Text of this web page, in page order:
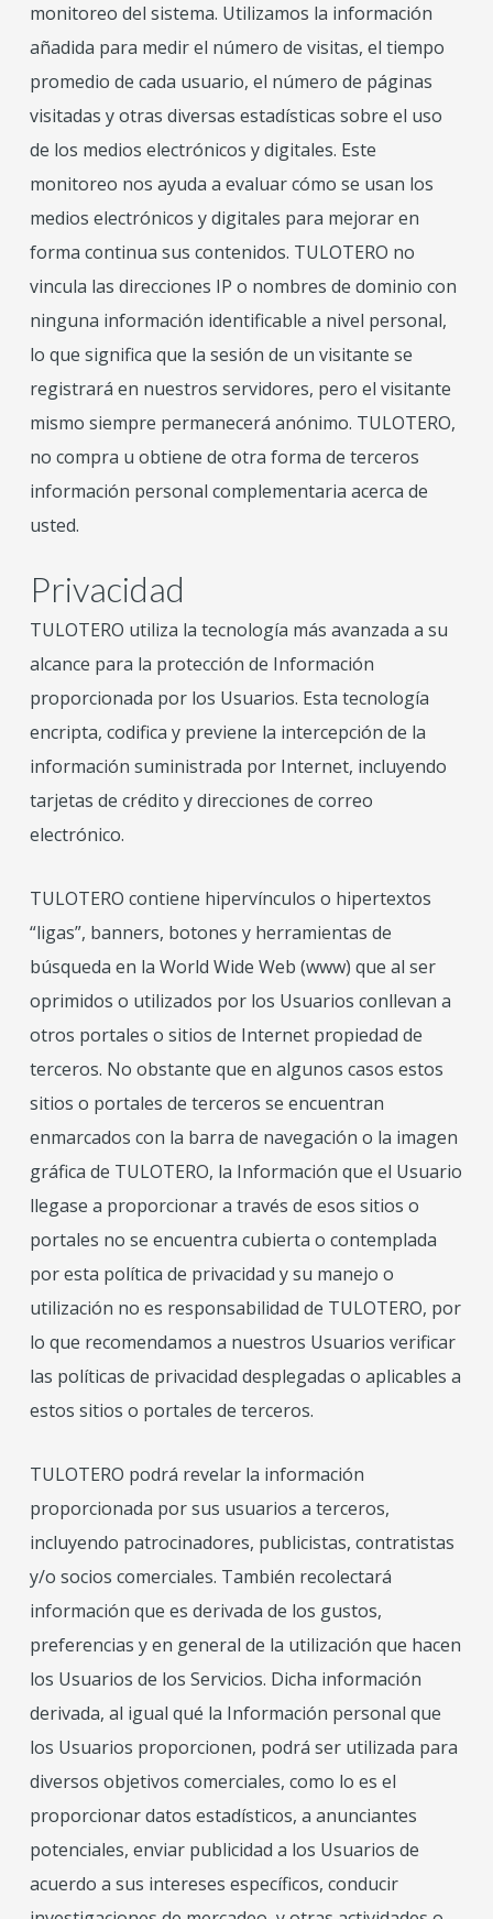
monitoreo del sistema. Utilizamos la información
añadida para medir el número de visitas, el tiempo
promedio de cada usuario, el número de páginas
visitadas y otras diversas estadísticas sobre el uso
de los medios electrónicos y digitales. Este
monitoreo nos ayuda a evaluar cómo se usan los
medios electrónicos y digitales para mejorar en
forma continua sus contenidos. TULOTERO no
vincula las direcciones IP o nombres de dominio con
ninguna información identificable a nivel personal,
lo que significa que la sesión de un visitante se
registrará en nuestros servidores, pero el visitante
mismo siempre permanecerá anónimo. TULOTERO,
no compra u obtiene de otra forma de terceros
información personal complementaria acerca de
usted.
Privacidad
TULOTERO utiliza la tecnología más avanzada a su
alcance para la protección de Información
proporcionada por los Usuarios. Esta tecnología
encripta, codifica y previene la intercepción de la
información suministrada por Internet, incluyendo
tarjetas de crédito y direcciones de correo
electrónico.
TULOTERO contiene hipervínculos o hipertextos
“ligas”, banners, botones y herramientas de
búsqueda en la World Wide Web (www) que al ser
oprimidos o utilizados por los Usuarios conllevan a
otros portales o sitios de Internet propiedad de
terceros. No obstante que en algunos casos estos
sitios o portales de terceros se encuentran
enmarcados con la barra de navegación o la imagen
gráfica de TULOTERO, la Información que el Usuario
llegase a proporcionar a través de esos sitios o
portales no se encuentra cubierta o contemplada
por esta política de privacidad y su manejo o
utilización no es responsabilidad de TULOTERO, por
lo que recomendamos a nuestros Usuarios verificar
las políticas de privacidad desplegadas o aplicables a
estos sitios o portales de terceros.
TULOTERO podrá revelar la información
proporcionada por sus usuarios a terceros,
incluyendo patrocinadores, publicistas, contratistas
y/o socios comerciales. También recolectará
información que es derivada de los gustos,
preferencias y en general de la utilización que hacen
los Usuarios de los Servicios. Dicha información
derivada, al igual qué la Información personal que
los Usuarios proporcionen, podrá ser utilizada para
diversos objetivos comerciales, como lo es el
proporcionar datos estadísticos, a anunciantes
potenciales, enviar publicidad a los Usuarios de
acuerdo a sus intereses específicos, conducir